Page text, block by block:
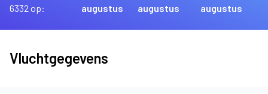
6332 op:
augustus
augustus
augustus
Vluchtgegevens